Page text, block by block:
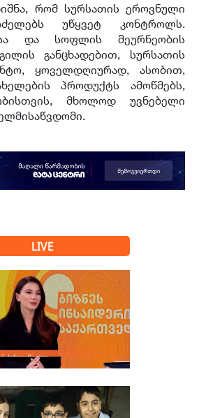
რომ სურსათის ეროვნული
უწყვეტ კონტროლს.
და სოფლის მეურნეობის
განცხადებით, სურსათის
ყოველდღიურად, ასობით,
პროდუქტს ამოწმებს,
მხოლოდ უვნებელი
LIVE